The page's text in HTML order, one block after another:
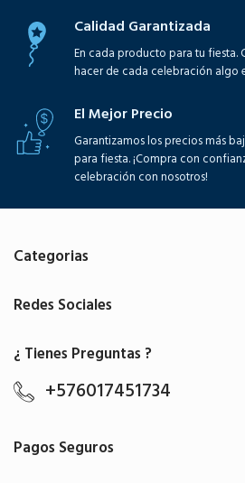
Calidad Garantizada
En cada producto para tu fiesta.
hacer de cada celebración algo
El Mejor Precio
Garantizamos los precios más
para fiesta. ¡Compra con
celebración con nosotros!
Categorias
Redes Sociales
¿ Tienes Preguntas ?
+576017451734
Pagos Seguros